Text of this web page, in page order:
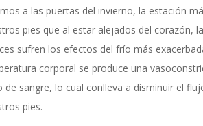
a las puertas del invierno, la estación
pies que al estar alejados del corazón,
sufren los efectos del frío más
corporal se produce una
de sangre, lo cual conlleva a disminuir el
pies.